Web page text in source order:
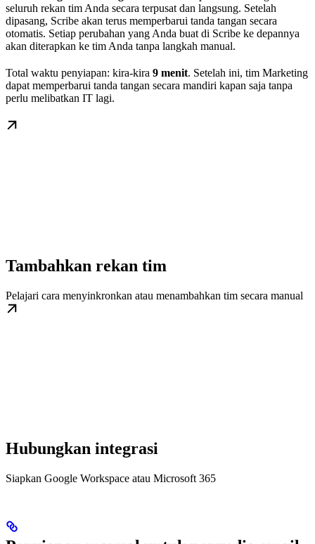
seluruh rekan tim Anda secara terpusat dan langsung. Setelah
dipasang, Scribe akan terus memperbarui tanda tangan secara
otomatis. Setiap perubahan yang Anda buat di Scribe ke depannya
akan diterapkan ke tim Anda tanpa langkah manual.
Total waktu penyiapan: kira-kira 9 menit. Setelah ini, tim Marketing
dapat memperbarui tanda tangan secara mandiri kapan saja tanpa
perlu melibatkan IT lagi.
Tambahkan rekan tim
Pelajari cara menyinkronkan atau menambahkan tim secara manual
Hubungkan integrasi
Siapkan Google Workspace atau Microsoft 365